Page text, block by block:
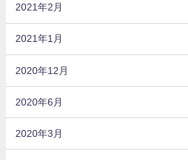
2021年2月
2021年1月
2020年12月
2020年6月
2020年3月